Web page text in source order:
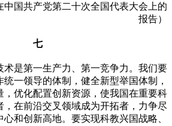
中国共产党第二十次全国代表大会上的
报告）
七
是第一生产力、第一竞争力。我们要
一领导的体制，健全新型举国体制，
，优化配置创新资源，使我国在重要科
，在前沿交叉领域成为开拓者，力争尽
和创新高地。要实现科教兴国战略、